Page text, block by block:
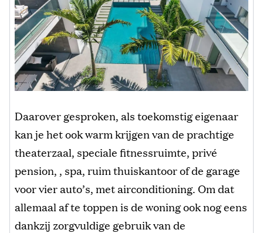
Daarover gesproken, als toekomstig eigenaar
kan je het ook warm krijgen van de prachtige
theaterzaal, speciale fitnessruimte, privé
pension, , spa, ruim thuiskantoor of de garage
voor vier auto’s, met airconditioning. Om dat
allemaal af te toppen is de woning ook nog eens
dankzij zorgvuldige gebruik van de